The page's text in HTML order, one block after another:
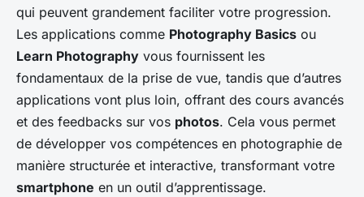
qui peuvent grandement faciliter votre progression.
Les applications comme Photography Basics ou
Learn Photography vous fournissent les
fondamentaux de la prise de vue, tandis que d’autres
applications vont plus loin, offrant des cours avancés
et des feedbacks sur vos photos. Cela vous permet
de développer vos compétences en photographie de
manière structurée et interactive, transformant votre
smartphone en un outil d’apprentissage.